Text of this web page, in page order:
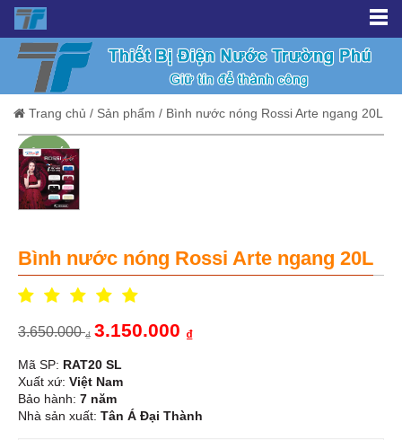
Trang chủ / Sản phẩm / Bình nước nóng Rossi Arte ngang 20L
Giảm giá!
Bình nước nóng Rossi Arte ngang 20L
3.650.000₫ 3.150.000 ₫
Mã SP: RAT20 SL
Xuất xứ: Việt Nam
Bảo hành: 7 năm
Nhà sản xuất: Tân Á Đại Thành